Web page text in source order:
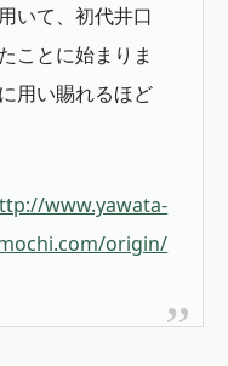
いて、初代井口
ことに始まりま
用い賜れるほど
www.yawata-
origin/